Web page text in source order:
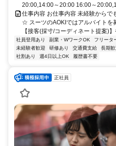
20:00,14:00～20:00 16:00～
仕事内容 お仕事内容 未経験からで
☆ スーツのAOKIではアルバイトを
【接客(採寸/コーディネート提案)
社員登用あり 副業・WワークOK フリータ
未経験者歓迎
研修あり 交通費支給 長期歓
社割あり
週4日以上OK 履歴書不要
正社員